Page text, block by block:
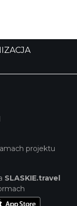
projektu
SLASKIE.travel